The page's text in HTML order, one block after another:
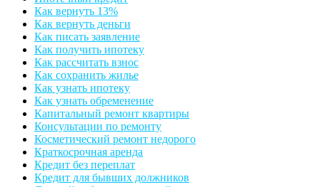
Как вернуть 13%
Как вернуть деньги
Как писать заявление
Как получить ипотеку
Как рассчитать взнос
Как сохранить жилье
Как узнать ипотеку
Как узнать обременение
Капитальный ремонт квартиры
Консультации по ремонту
Косметический ремонт недорого
Краткосрочная аренда
Кредит без переплат
Кредит для бывших должников